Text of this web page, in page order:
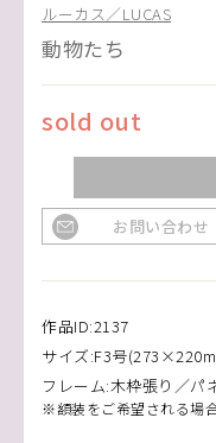
ルーカス／LUCAS
動物たち
sold out
お問い合わせ
作品ID:2137
サイズ:F3号
フレーム:木枠張り／パ
※額装をご希望される場